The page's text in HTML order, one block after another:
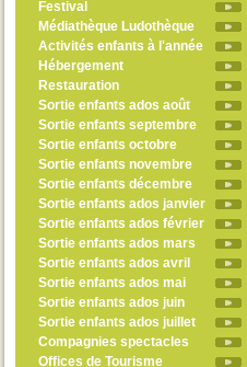
Festival
Médiathèque Ludothèque
Activités enfants à l'année
Hébergement
Restauration
Sortie enfants ados août
Sortie enfants septembre
Sortie enfants octobre
Sortie enfants novembre
Sortie enfants décembre
Sortie enfants ados janvier
Sortie enfants ados février
Sortie enfants ados mars
Sortie enfants ados avril
Sortie enfants ados mai
Sortie enfants ados juin
Sortie enfants ados juillet
Compagnies spectacles
Offices de Tourisme